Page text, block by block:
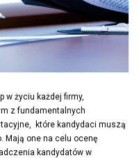
w życiu każdej firmy,
z fundamentalnych
które kandydaci muszą
Mają one na celu ocenę
kandydatów w